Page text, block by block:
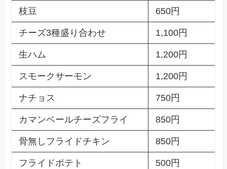
枝豆 650円
チーズ3種盛り合わせ 1,100円
生ハム 1,200円
スモークサーモン 1,200円
ナチョス 750円
カマンベールチーズフライ 850円
骨無しフライドチキン 850円
フライドポテト 500円